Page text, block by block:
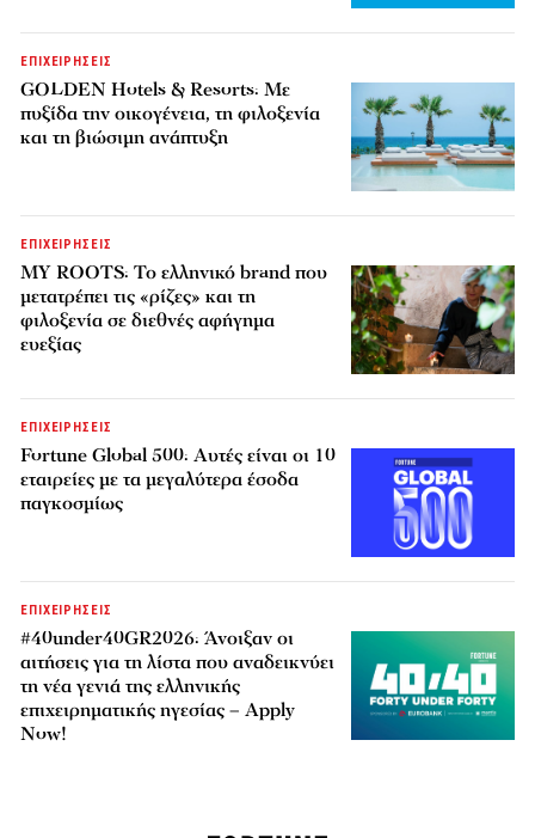
ΕΠΙΧΕΙΡΗΣΕΙΣ
GOLDEN Hotels & Resorts: Με
πυξίδα την οικογένεια, τη φιλοξενία
και τη βιώσιμη ανάπτυξη
ΕΠΙΧΕΙΡΗΣΕΙΣ
MY ROOTS: Το ελληνικό brand που
μετατρέπει τις «ρίζες» και τη
φιλοξενία σε διεθνές αφήγημα
ευεξίας
ΕΠΙΧΕΙΡΗΣΕΙΣ
Fortune Global 500: Αυτές είναι οι 10
εταιρείες με τα μεγαλύτερα έσοδα
παγκοσμίως
ΕΠΙΧΕΙΡΗΣΕΙΣ
#40under40GR2026: Άνοιξαν οι
αιτήσεις για τη λίστα που αναδεικνύει
τη νέα γενιά της ελληνικής
επιχειρηματικής ηγεσίας – Apply
Now!